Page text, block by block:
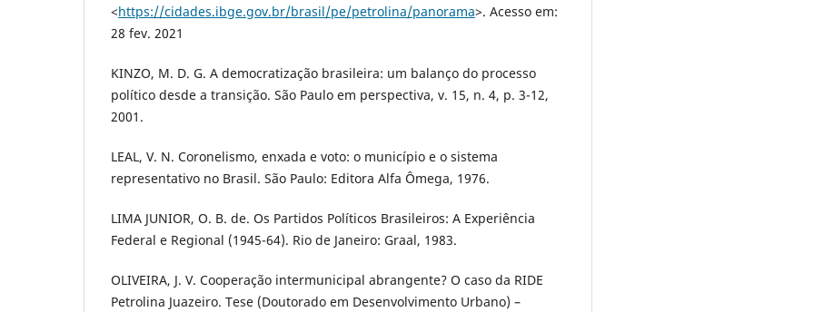
<https://cidades.ibge.gov.br/brasil/pe/petrolina/panorama>. Acesso em:
28 fev. 2021
KINZO, M. D. G. A democratização brasileira: um balanço do processo
político desde a transição. São Paulo em perspectiva, v. 15, n. 4, p. 3-12,
2001.
LEAL, V. N. Coronelismo, enxada e voto: o município e o sistema
representativo no Brasil. São Paulo: Editora Alfa Ômega, 1976.
LIMA JUNIOR, O. B. de. Os Partidos Políticos Brasileiros: A Experiência
Federal e Regional (1945-64). Rio de Janeiro: Graal, 1983.
OLIVEIRA, J. V. Cooperação intermunicipal abrangente? O caso da RIDE
Petrolina Juazeiro. Tese (Doutorado em Desenvolvimento Urbano) –